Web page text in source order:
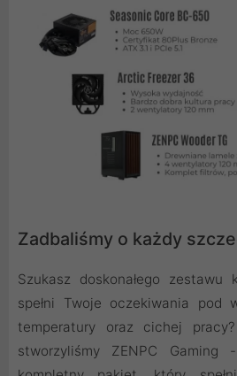
Zadbaliśmy o każdy
Szukasz doskonałego zestawu
spełni Twoje oczekiwania pod
temperatury oraz cichej
stworzyliśmy ZENPC